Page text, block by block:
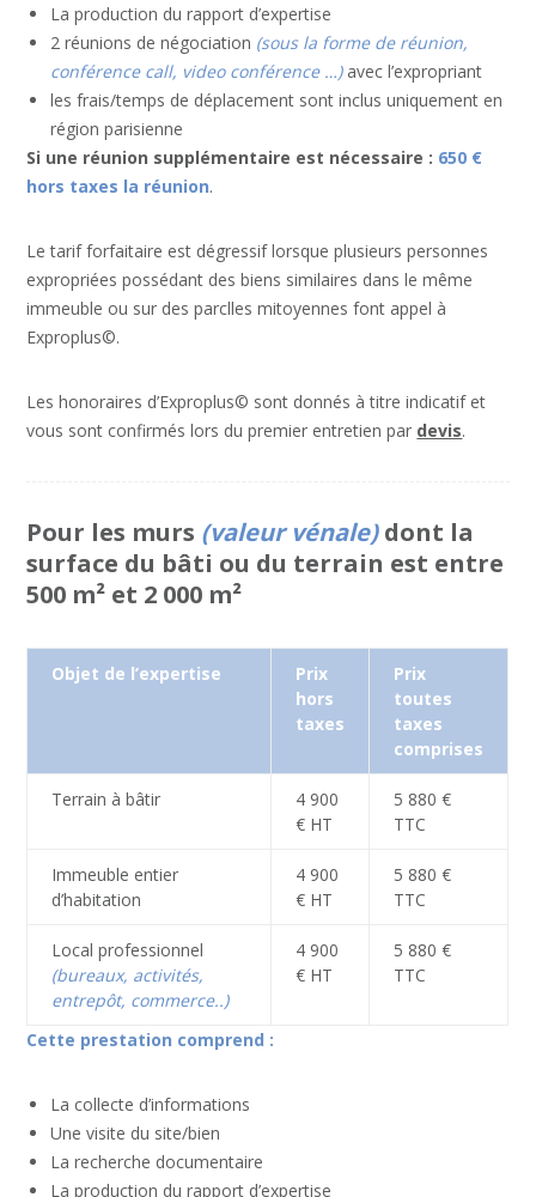
La production du rapport d’expertise
2 réunions de négociation (sous la forme de réunion,
conférence call, video conférence …)avec l’expropriant
les frais/temps de déplacement sont inclus uniquement en
région parisienne
Si une réunion supplémentaire est nécessaire : 650 €
hors taxes la réunion.
Le tarif forfaitaire est dégressif lorsque plusieurs personnes
expropriées possédant des biens similaires dans le même
immeuble ou sur des parclles mitoyennes font appel à
Exproplus©.
Les honoraires d’Exproplus© sont donnés à titre indicatif et
vous sont confirmés lors du premier entretien par devis.
Pour les murs (valeur vénale)dont la
surface du bâti ou du terrain est entre
500 m² et 2 000 m²
Objet de l’expertise
Prix
hors
taxes
Prix
toutes
taxes
comprises
Terrain à bâtir
4 900
€ HT
5 880 €
TTC
Immeuble entier
d’habitation
4 900
€ HT
5 880 €
TTC
Local professionnel
(bureaux, activités,
entrepôt, commerce..)
4 900
€ HT
5 880 €
TTC
Cette prestation comprend :
La collecte d’informations
Une visite du site/bien
La recherche documentaire
La production du rapport d’expertise